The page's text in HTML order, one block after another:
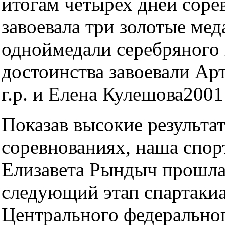
завоевала три золотые
одноймедали
достоинства завоевали
г.р. и Елена
Показав высокие
соревнованиях, наша
Елизавета Рындыч
следующий этап
Центрального